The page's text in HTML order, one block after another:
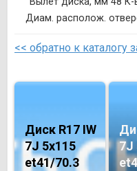
Диам. располож.
<< обратно к каталогу
Диск R17 IW
7J 5х115
et41/70.3
7J